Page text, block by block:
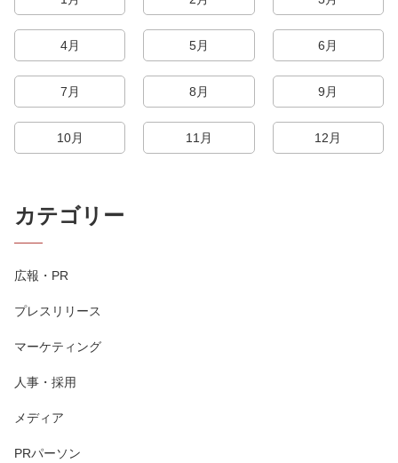
4月 5月 6月
7月 8月 9月
10月 11月 12月
カテゴリー
広報・PR
プレスリリース
マーケティング
人事・採用
メディア
PRパーソン